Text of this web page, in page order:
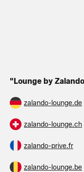
"Lounge by
zalando-lounge.de
zalando-lounge.ch
zalando-prive.fr
zalando-lounge.be